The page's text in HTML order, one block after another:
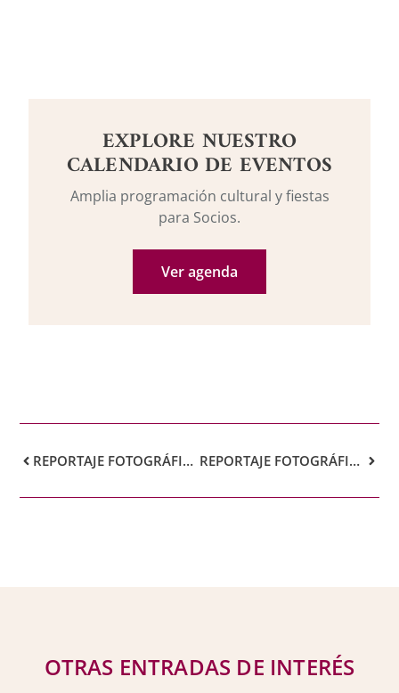
EXPLORE NUESTRO
CALENDARIO DE EVENTOS
Amplia programación cultural y fiestas
para Socios.
Ver agenda
REPORTAJE FOTOGRÁFICO: INAUGURACIÓN DE LA EXPOSICIÓN «NÉSTOR, UN GRAN DESCONOCIDO» REPORTAJE FOTOGRÁFICO: CONFERENCIA «NÉSTOR, UN GRAN DESCONOCIDO»
OTRAS ENTRADAS DE INTERÉS